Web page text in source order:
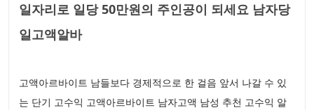
일자리로 일당 50만원의 주인공이 되세요 남자당
일고액알바
고액아르바이트 남들보다 경제적으로 한 걸음 앞서 나갈 수 있
는 단기 고수익 고액아르바이트 남자고액 남성 추천 고수익 알